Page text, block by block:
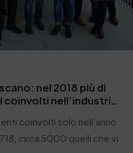
nel 2018 più di
nell’industria
coinvolti solo nell’anno
circa 5000 quelli che vi